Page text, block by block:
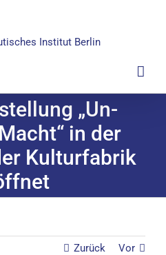
„Un-
in der
Kulturfabrik
Zurück Vor